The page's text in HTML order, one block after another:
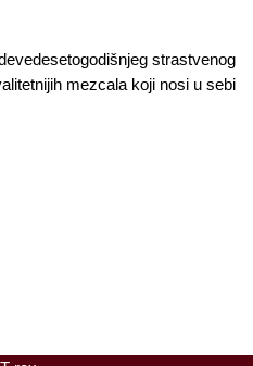
strastvenog
mezcala koji nosi u sebi